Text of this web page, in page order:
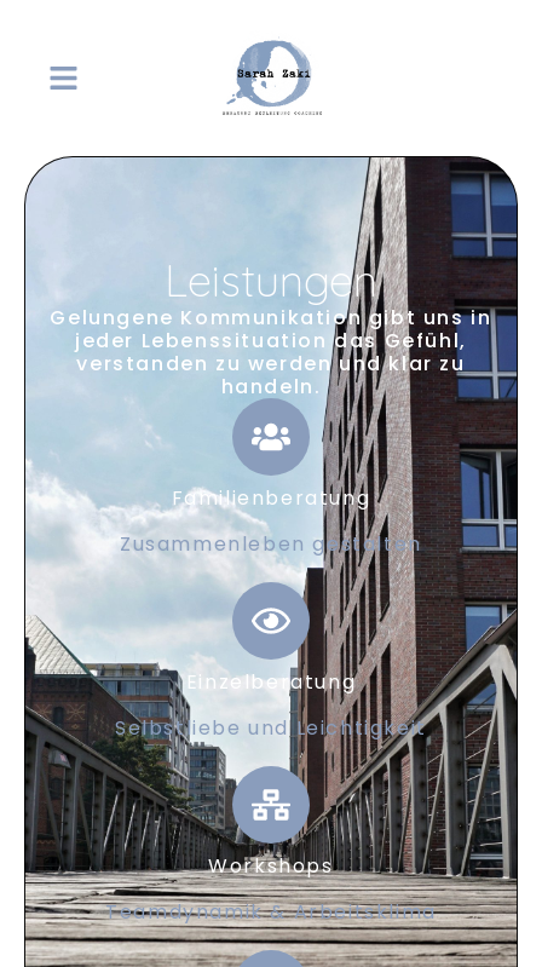
Leistungen
Gelungene Kommunikation gibt uns in
jeder Lebenssituation das Gefühl,
verstanden zu werden und klar zu
handeln.
Familienberatung
Zusammenleben gestalten
Einzelberatung
Selbstliebe und Leichtigkeit
Workshops
Teamdynamik & Arbeitsklima